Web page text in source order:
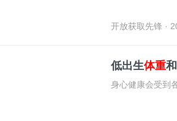
开放获取先锋 ·
低出生体重
身心健康会受到